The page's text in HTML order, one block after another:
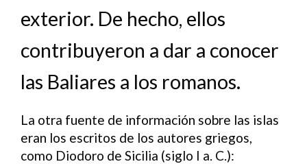
exterior. De hecho, ellos
contribuyeron a dar a conocer
las Baliares a los romanos.
La otra fuente de información sobre las islas
eran los escritos de los autores griegos,
como Diodoro de Sicilia (siglo I a. C.):